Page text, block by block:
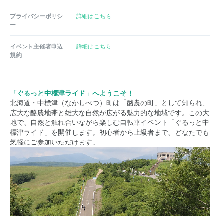
プライバシーポリシ
ー
詳細はこちら
イベント主催者申込
規約
詳細はこちら
「ぐるっと中標津ライド」へようこそ！
北海道・中標津（なかしべつ）町は「酪農の町」として知られ、
広大な酪農地帯と雄大な自然が広がる魅力的な地域です。この大
地で、自然と触れ合いながら楽しむ自転車イベント「ぐるっと中
標津ライド」を開催します。初心者から上級者まで、どなたでも
気軽にご参加いただけます。